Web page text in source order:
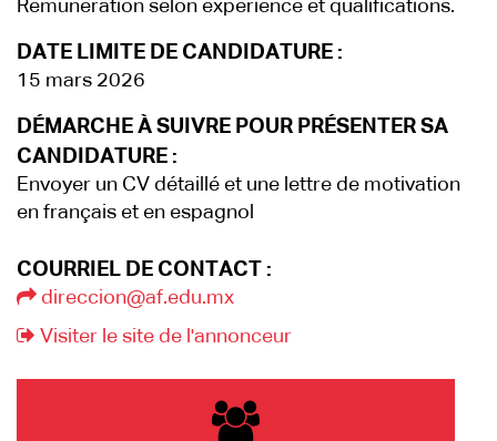
Rémunération selon expérience et qualifications.
DATE LIMITE DE CANDIDATURE :
15 mars 2026
DÉMARCHE À SUIVRE POUR PRÉSENTER SA
CANDIDATURE :
Envoyer un CV détaillé et une lettre de motivation
en français et en espagnol
COURRIEL DE CONTACT :
direccion@af.edu.mx
Visiter le site de l'annonceur